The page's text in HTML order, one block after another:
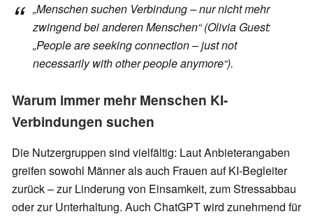
„Menschen suchen Verbindung – nur nicht mehr
zwingend bei anderen Menschen“ (Olivia Guest:
„People are seeking connection – just not
necessarily with other people anymore“).
Warum immer mehr Menschen KI-
Verbindungen suchen
Die Nutzergruppen sind vielfältig: Laut Anbieterangaben
greifen sowohl Männer als auch Frauen auf KI-Begleiter
zurück – zur Linderung von Einsamkeit, zum Stressabbau
oder zur Unterhaltung. Auch ChatGPT wird zunehmend für